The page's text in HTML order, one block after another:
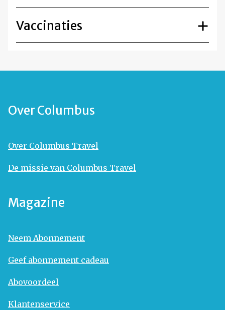
Vaccinaties
Over Columbus
Over Columbus Travel
De missie van Columbus Travel
Magazine
Neem Abonnement
Geef abonnement cadeau
Abovoordeel
Klantenservice